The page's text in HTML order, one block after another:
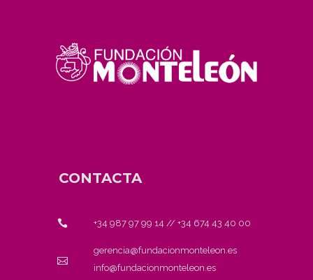
CONTACTA
+34 987 97 99 14 // +34 674 43 40 00
gerencia@fundacionmonteleon.es
info@fundacionmonteleon.es